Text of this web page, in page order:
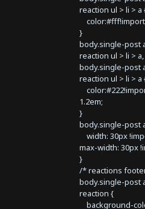
reaction ul > li > a
}
body.single-post
reaction ul > li > a,
body.single-post
reaction ul > li > a
1.2em;
}
body.single-post
width: 30px
max-width: 30px
}
/* reactions
body.single-post
reaction {
background-